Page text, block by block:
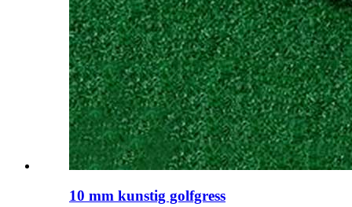
10 mm kunstig golfgress